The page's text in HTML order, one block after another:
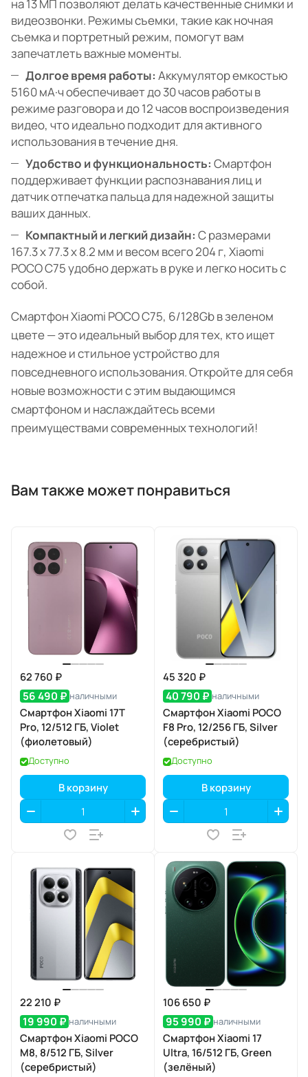
на 13 МП позволяют делать качественные снимки и
видеозвонки. Режимы съемки, такие как ночная
съемка и портретный режим, помогут вам
запечатлеть важные моменты.
Долгое время работы: Аккумулятор емкостью
5160 мА·ч обеспечивает до 30 часов работы в
режиме разговора и до 12 часов воспроизведения
видео, что идеально подходит для активного
использования в течение дня.
Удобство и функциональность: Смартфон
поддерживает функции распознавания лиц и
датчик отпечатка пальца для надежной защиты
ваших данных.
Компактный и легкий дизайн: С размерами
167.3 х 77.3 х 8.2 мм и весом всего 204 г, Xiaomi
POCO C75 удобно держать в руке и легко носить с
собой.
Смартфон Xiaomi POCO C75, 6/128Gb в зеленом
цвете — это идеальный выбор для тех, кто ищет
надежное и стильное устройство для
повседневного использования. Откройте для себя
новые возможности с этим выдающимся
смартфоном и наслаждайтесь всеми
преимуществами современных технологий!
Вам также может понравиться
62 760 ₽
56 490 ₽ наличными
Смартфон Xiaomi 17T
Pro, 12/512 ГБ, Violet
(фиолетовый)
Доступно
В корзину
45 320 ₽
40 790 ₽ наличными
Смартфон Xiaomi POCO
F8 Pro, 12/256 ГБ, Silver
(серебристый)
Доступно
В корзину
22 210 ₽
19 990 ₽ наличными
Смартфон Xiaomi POCO
M8, 8/512 ГБ, Silver
(серебристый)
106 650 ₽
95 990 ₽ наличными
Смартфон Xiaomi 17
Ultra, 16/512 ГБ, Green
(зелёный)